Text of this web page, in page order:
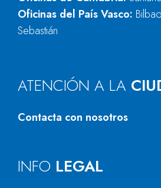
Oficinas del País Vasco:
Sebastián
ATENCIÓN A LA
Contacta con nosotros
INFO LEGAL